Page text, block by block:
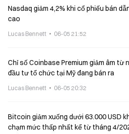
Nasdaq giảm 4,2% khi cổ phiếu bán
cao
Lucas Bennett 06-05 21:52
Chỉ số Coinbase Premium giảm âm
đầu tư tổ chức tại Mỹ đang bán ra
Lucas Bennett 06-05 20:32
Bitcoin giảm xuống dưới 63.000 USD
chạm mức thấp nhất kể từ tháng 4/